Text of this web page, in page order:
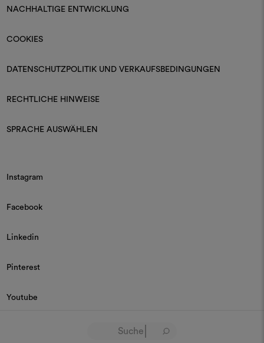
NACHHALTIGE ENTWICKLUNG
COOKIES
DATENSCHUTZPOLITIK UND VERKAUFSBEDINGUNGEN
RECHTLICHE HINWEISE
SPRACHE AUSWÄHLEN
Instagram
Facebook
Linkedin
Pinterest
Youtube
© 2026 Dedar P.IVA 03187590157